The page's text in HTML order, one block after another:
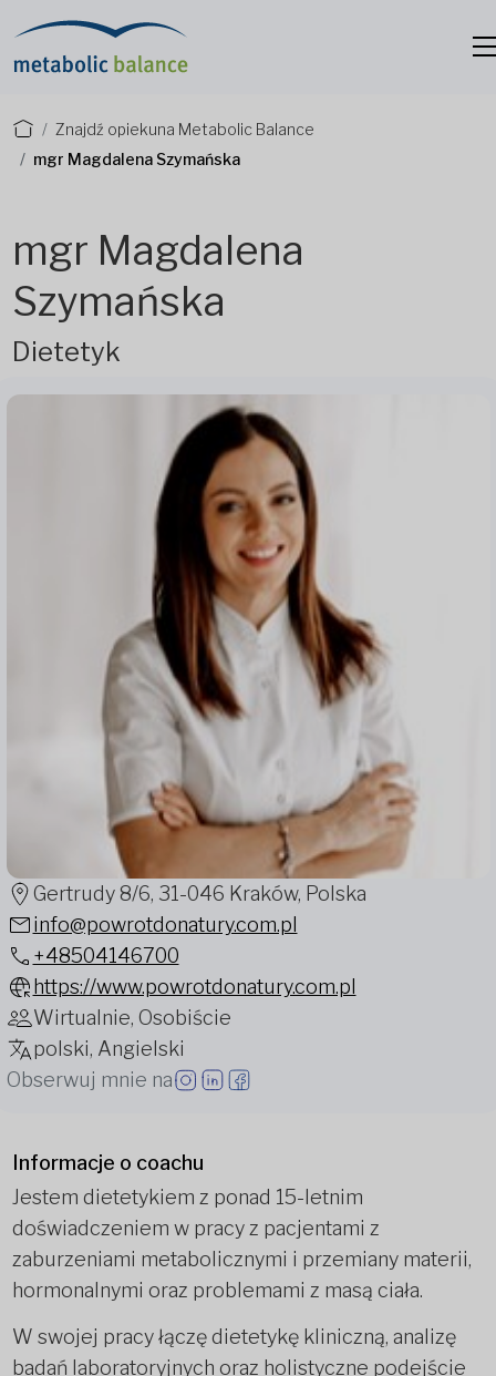
Znajdź opiekuna Metabolic Balance
mgr Magdalena Szymańska
mgr Magdalena
Szymańska
Dietetyk
Gertrudy 8/6, 31-046 Kraków, Polska
info@powrotdonatury.com.pl
+48504146700
https://www.powrotdonatury.com.pl
Wirtualnie, Osobiście
polski, Angielski
Obserwuj mnie na
Informacje o coachu
Jestem dietetykiem z ponad 15-letnim
doświadczeniem w pracy z pacjentami z
zaburzeniami metabolicznymi i przemiany materii,
hormonalnymi oraz problemami z masą ciała.
W swojej pracy łączę dietetykę kliniczną, analizę
badań laboratoryjnych oraz holistyczne podejście